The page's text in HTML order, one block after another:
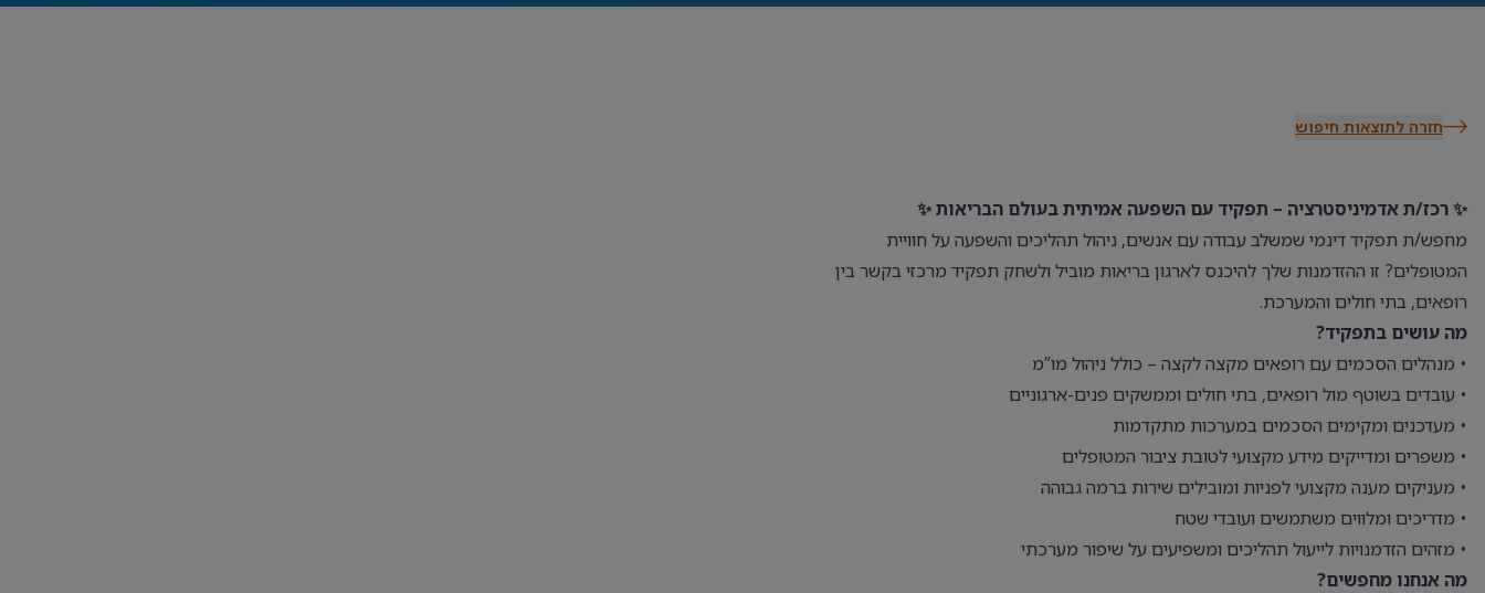
חזרה לתוצאות חיפוש
✨ רכז/ת אדמיניסטרציה – תפקיד עם השפעה אמיתית בעולם הבריאות ✨
מחפש/ת תפקיד דינמי שמשלב עבודה עם אנשים, ניהול תהליכים והשפעה על חוויית
המטופלים? זו ההזדמנות שלך להיכנס לארגון בריאות מוביל ולשחק תפקיד מרכזי בקשר בין
רופאים, בתי חולים והמערכת.
מה עושים בתפקיד?
• מנהלים הסכמים עם רופאים מקצה לקצה – כולל ניהול מו”מ
• עובדים בשוטף מול רופאים, בתי חולים וממשקים פנים-ארגוניים
• מעדכנים ומקימים הסכמים במערכות מתקדמות
• משפרים ומדייקים מידע מקצועי לטובת ציבור המטופלים
• מעניקים מענה מקצועי לפניות ומובילים שירות ברמה גבוהה
• מדריכים ומלווים משתמשים ועובדי שטח
• מזהים הזדמנויות לייעול תהליכים ומשפיעים על שיפור מערכתי
מה אנחנו מחפשים?